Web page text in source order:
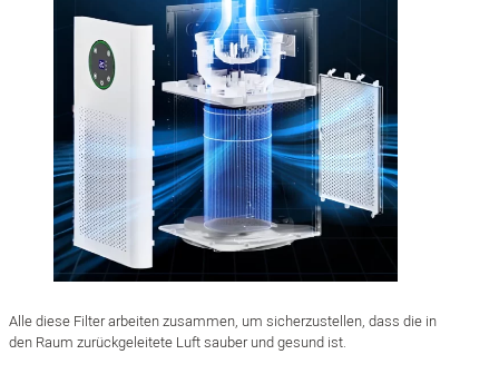
Alle diese Filter arbeiten zusammen, um sicherzustellen, dass die in
den Raum zurückgeleitete Luft sauber und gesund ist.